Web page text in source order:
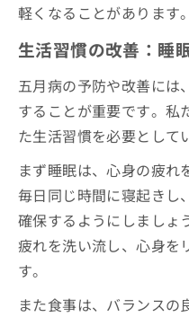
軽くなることがあります。
生活習慣の改善：睡
五月病の予防や改善には
することが重要です。私
た生活習慣を必要として
まず睡眠は、心身の疲れ
毎日同じ時間に寝起きし
確保するようにしましょ
疲れを洗い流し、心身を
す。
また食事は、バランスの